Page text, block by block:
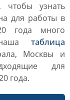
чтобы узнать
для работы в
года много
таблица
Москвы и
для
года.